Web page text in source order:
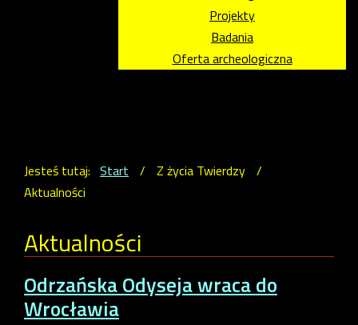
Projekty
Badania
Oferta archeologiczna
Jesteś tutaj: Start / Z życia Twierdzy /
Aktualności
Aktualności
Odrzańska Odyseja wraca do
Wrocławia